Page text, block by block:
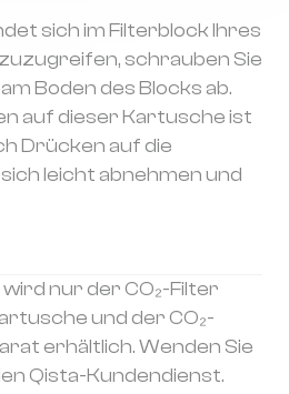
sich im Filterblock Ihres
schrauben Sie
Boden des Blocks ab.
auf dieser Kartusche ist
Drücken auf die
leicht abnehmen und
nur der CO₂-Filter
und der CO₂-
erhältlich. Wenden Sie
Qista-Kundendienst.